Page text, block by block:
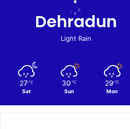
Dehradun
Light Rain
27 ℃
Sat
30 ℃
Sun
29 ℃
Mon